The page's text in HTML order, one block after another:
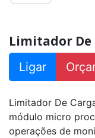
Limitador De
Ligar
Limitador De
módulo micro
operações de